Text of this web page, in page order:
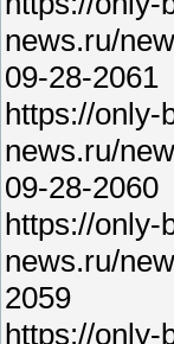
news.ru/
09-28-2061
https://only-
news.ru/
09-28-2060
https://only-
news.ru/
2059
https://only-